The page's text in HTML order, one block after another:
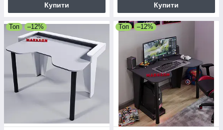
Купити Купити
Топ –12% Топ –12%